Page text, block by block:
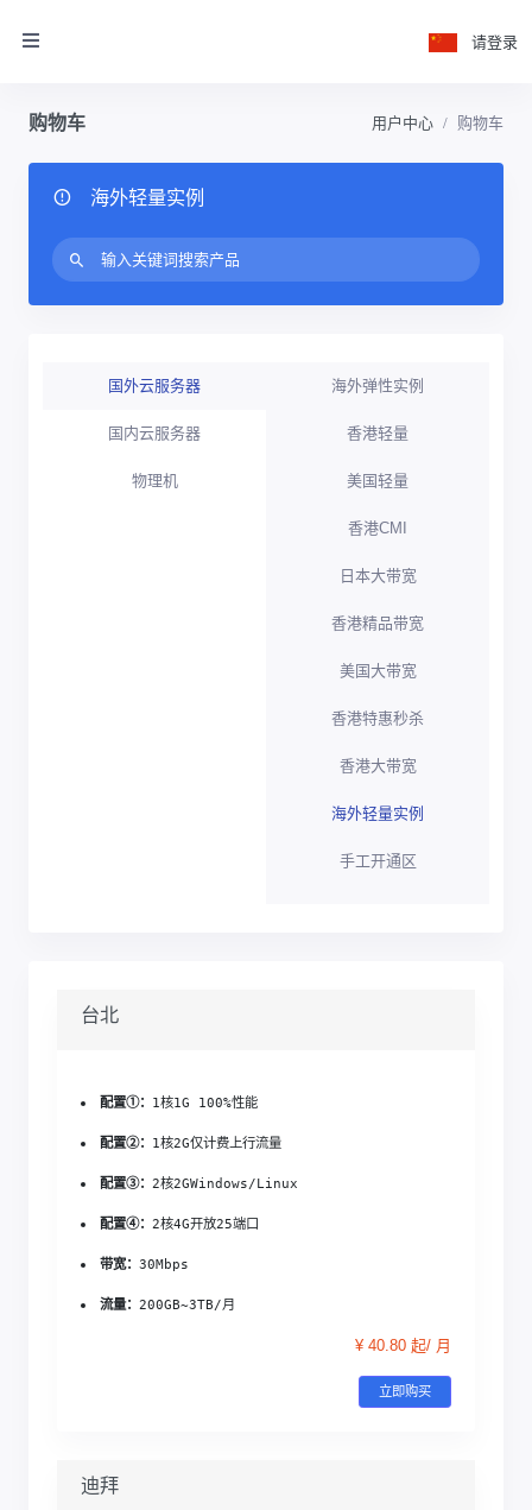
请登录
购物车 用户中心 购物车
海外轻量实例
国外云服务器
国内云服务器
物理机
海外弹性实例
香港轻量
美国轻量
香港CMI
日本大带宽
香港精品带宽
美国大带宽
香港特惠秒杀
香港大带宽
海外轻量实例
手工开通区
台北
配置①： 1核1G 100%性能
配置②： 1核2G仅计费上行流量
配置③：2核2GWindows/Linux
配置④：2核4G开放25端口
带宽：30Mbps
流量：200GB~3TB/月
¥ 40.80 起/ 月
立即购买
迪拜